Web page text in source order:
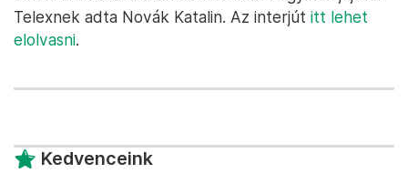
Telexnek adta Novák Katalin. Az interjút itt lehet
elolvasni.
Kedvenceink